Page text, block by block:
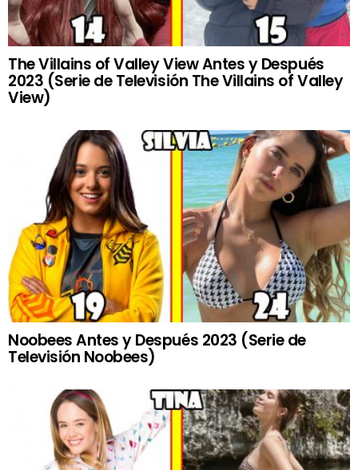
The Villains of Valley View Antes y Después
2023 (Serie de Televisión The Villains of Valley
View)
Noobees Antes y Después 2023 (Serie de
Televisión Noobees)